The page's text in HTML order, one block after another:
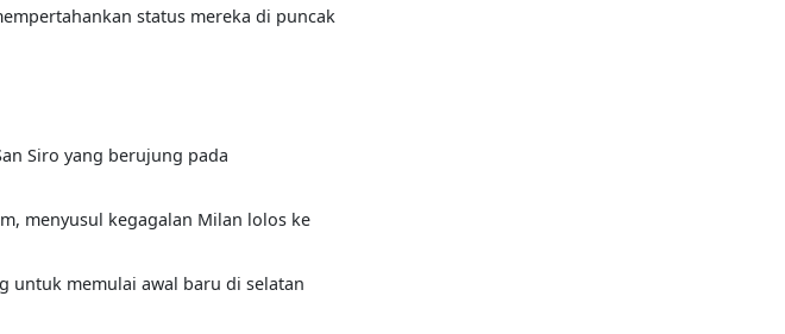
status mereka di puncak
Siro yang berujung pada
menyusul kegagalan Milan lolos ke
untuk memulai awal baru di selatan